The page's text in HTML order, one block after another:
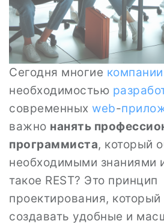
Сегодня многие компании
необходимостью
современных web-
важно нанять
программиста, который
необходимыми знаниями
такое REST? Это принцип
проектирования, который
создавать удобные и